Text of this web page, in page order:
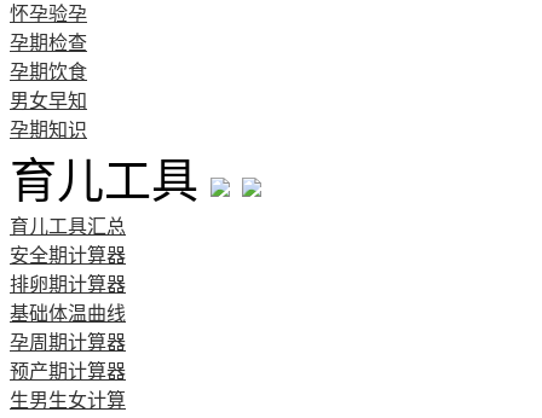
怀孕验孕
孕期检查
孕期饮食
男女早知
孕期知识
育儿工具
育儿工具汇总
安全期计算器
排卵期计算器
基础体温曲线
孕周期计算器
预产期计算器
生男生女计算